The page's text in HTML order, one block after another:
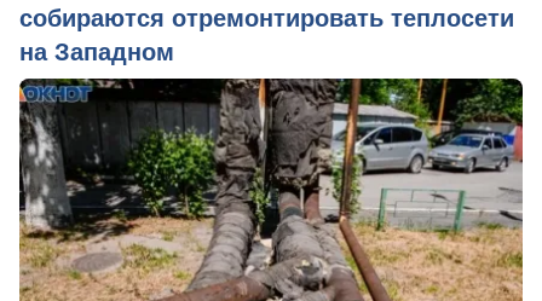
собираются отремонтировать теплосети
на Западном